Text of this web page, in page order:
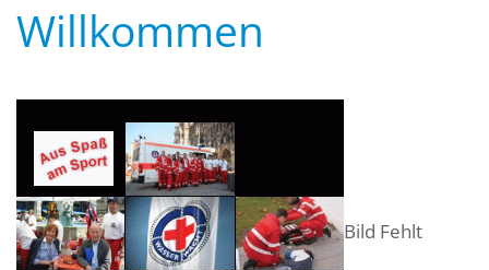
Willkommen
Bild Fehlt